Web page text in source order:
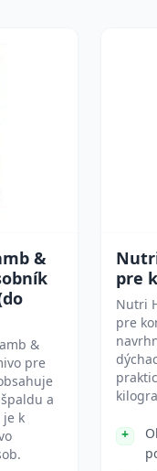
&
&
pre
a
je k
pre
Nutri
pre